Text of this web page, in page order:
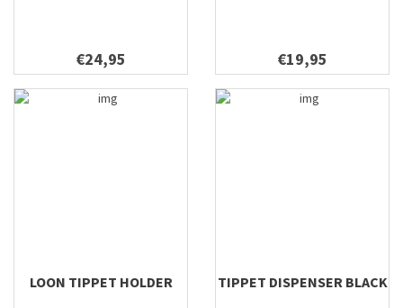
€24,95 €19,95
LOON TIPPET HOLDER TIPPET DISPENSER BLACK